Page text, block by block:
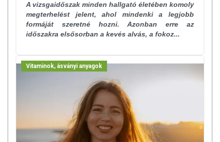
A vizsgaidőszak minden hallgató életében komoly
megterhelést jelent, ahol mindenki a legjobb
formáját szeretné hozni. Azonban erre az
időszakra elsősorban a kevés alvás, a fokoz...
Vitaminok, ásványi anyagok